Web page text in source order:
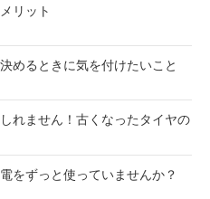
リット
めるときに気を付けたいこと
れません！古くなったタイヤの
をずっと使っていませんか？